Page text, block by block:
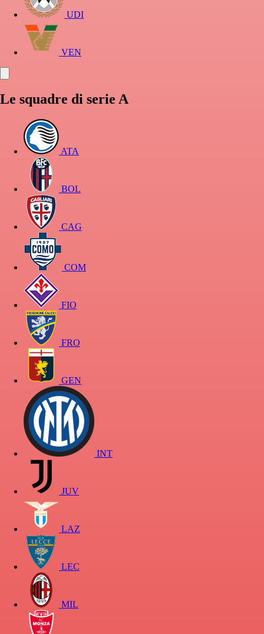
UDI
VEN
Le squadre di serie A
ATA
BOL
CAG
COM
FIO
FRO
GEN
INT
JUV
LAZ
LEC
MIL